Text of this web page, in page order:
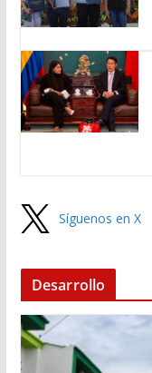
Síguenos en X
Desarrollo